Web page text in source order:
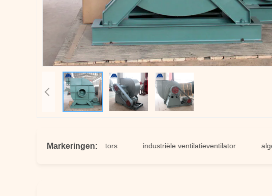
Markeringen:
ontwerpventilators industriële ventilatieventilator